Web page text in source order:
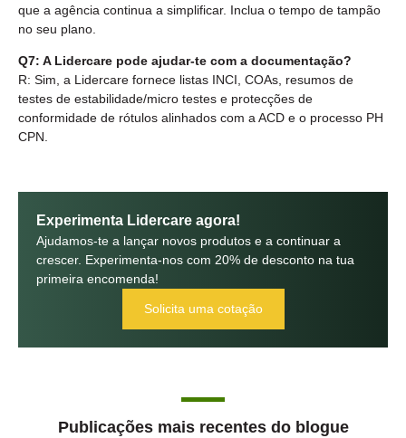
que a agência continua a simplificar. Inclua o tempo de tampão
no seu plano.
Q7: A Lidercare pode ajudar-te com a documentação?
R: Sim, a Lidercare fornece listas INCI, COAs, resumos de
testes de estabilidade/micro testes e protecções de
conformidade de rótulos alinhados com a ACD e o processo PH
CPN.
Experimenta Lidercare agora!
Ajudamos-te a lançar novos produtos e a continuar a
crescer. Experimenta-nos com 20% de desconto na tua
primeira encomenda!
Solicita uma cotação
Publicações mais recentes do blogue